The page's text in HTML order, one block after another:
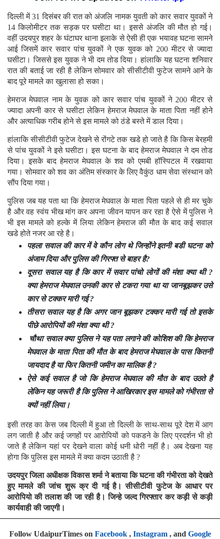
दिल्ली में 31 दिसंबर की रात को अंजलि नामक युवती को कार सवार युवकों ने
14 किलोमीटर तक सड़क पर घसीटा था। इससे अंजलि की मौत हो गई।
वहीं उदयपुर शहर के घंटाघर थाना इलाके से ऐसी ही एक भयावह घटना सामने
आई जिसमें कार सवार पांच युवकों ने एक युवक को 200 मीटर से ज्यादा
घसीटा। जिससे इस युवक ने भी दम तोड दिया। हांलाकि यह घटना शनिवार
रात की बताई जा रही है लेकिन सोमवार को सीसीटीवी फुटेज सामने आने के
बाद पूरे मामले का खुलासा हो सका।
हेमराज मेघवाल नाम के युवक को कार सवार पांच युवकों ने 200 मीटर से
ज्यादा अपनी कार से घसीटा लेकिन हेमराज मेघवाल के माता पिता नहीं होने
और अत्याधिक गरीब होने से इस मामले को ठंडे बस्ते में डाल दिया।
हांलाकि सीसीटीवी फुटेज देखने से रोंगटे तक खडे हो जाते है कि किस बेरहमी
से पांच युवकों ने इसे घसीटा। इस घटना के बाद हेमराज मेघवाल ने दम तोड
दिया। इसके बाद हेमराज मेघवाल के शव को एमबी हॉस्पिटल में रखवाया
गया। सोमवार को शव का अंतिम संस्कार के लिए वैकुंठ धाम सेवा संस्थान को
सौंप दिया गया।
पुलिस जब यह पता था कि हेमराज मेघवाल के माता पिता पहले से ही मर चुके
है और वह स्वंय भीख मांग कर अपना जीवन यापन कर रहा है ऐसे में पुलिस ने
भी इस मामले को हल्के में लिया लेकिन हेमराज की मौत के बाद कई सवाल
खडे होते नजर आ रहे है।
पहला सवाल की कार में वे कौन लोग थे जिन्होंने इतनी बडी घटना को
अंजाम दिया और पुलिस की गिरफ्त से बाहर है?
दूसरा सवाल यह है कि कार में सवार पांचो लोगों की मंशा क्या थी ?
क्या हेमराज मेघवाल उनकी कार से टकरा गया था या जानबूझकर उसे
कार से टक्कर मारी गई ?
तीसरा सवाल यह है कि अगर जान बूझकर टक्कर मारी गई तो इसके
पीछे आरोपियों की मंशा क्या थी ?
चौथा सवाल क्या पुलिस ने यह पता लगाने की कोशिश की कि हेमराज
मेघवाल के माता पिता की मौत के बाद हेमराज मेघवाल के पास कितनी
जायदाद है या फिर कितनी जमीन का मालिक है ?
ऐसे कई सवाल है जो कि हेमराज मेघवाल की मौत के बाद उठते है
लेकिन यह जरूरी है कि पुलिस ने आखिरकार इस मामले को गंभीरता से
क्यों नहीं लिया।
इसी तरह का केस जब दिल्ली में हुआ तो ​दिल्ली के साथ-साथ पूरे देश में आग
लग जाती है और कई जगहों पर आरोपियों को पकडने के लिए प्रदर्शन भी हो
जाते है लेकिन यहां पर देखने वाला कोई धनी धोरी नहीं है। अब देखना यह
होगा कि पुलिस इस मामले में क्या कदम उठाती है ?
उदयपुर जिला अधीक्षक विकास शर्मा ने बताया कि घटना की गंभीरता को देखते
हुए मामले की जांच शुरू क्र दी गई है। सीसीटीवी फुटेज के आधार पर
आरोपियो की तलाश की जा रही है। जिन्हे जल्द गिरफ्तार कर कड़ी से कड़ी
कार्यवाही की जाएगी।
Follow UdaipurTimes on Facebook, Instagram, and Google